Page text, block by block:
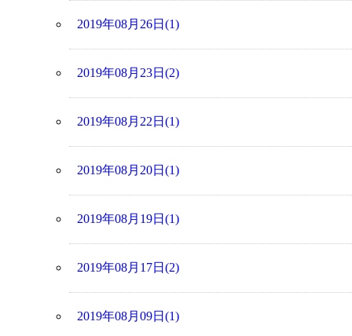
2019年08月26日(1)
2019年08月23日(2)
2019年08月22日(1)
2019年08月20日(1)
2019年08月19日(1)
2019年08月17日(2)
2019年08月09日(1)